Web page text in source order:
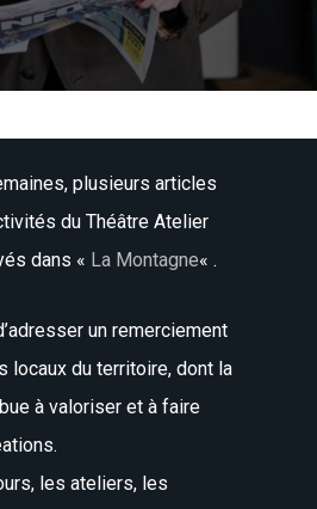
plusieurs articles
du Théâtre Atelier
dans « La Montagne« .
un remerciement
locaux du territoire, dont la
à valoriser et à faire
les ateliers, les